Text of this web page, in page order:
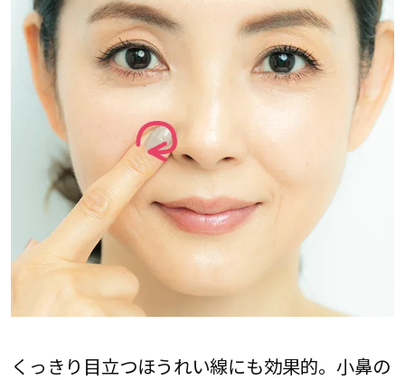
くっきり目立つほうれい線にも効果的。小鼻の